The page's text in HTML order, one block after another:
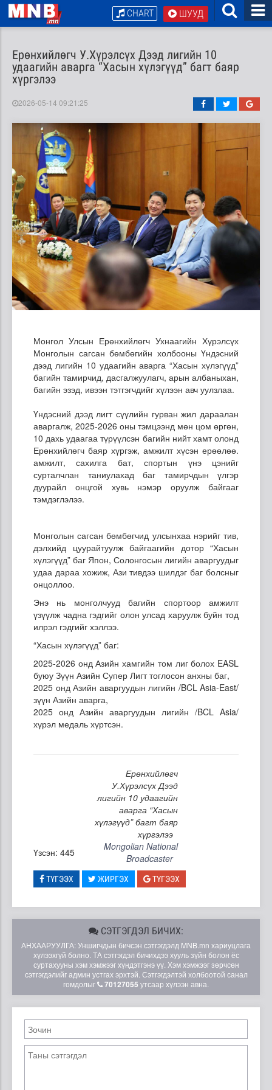
ШУУД
CHART
Ерөнхийлөгч У.Хүрэлсүх Дээд лигийн 10
удаагийн аварга “Хасын хүлэгүүд” багт баяр
хүргэлээ
2026-05-14 09:21:25
Монгол Улсын Ерөнхийлөгч Ухнаагийн Хүрэлсүх
Монголын сагсан бөмбөгийн холбооны Үндэсний
дээд лигийн 10 удаагийн аварга “Хасын хүлэгүүд”
багийн тамирчид, дасгалжуулагч, арын албаныхан,
багийн эзэд, ивээн тэтгэгчдийг хүлээн авч уулзлаа.
Үндэсний дээд лигт сүүлийн гурван жил дараалан
аваргалж, 2025-2026 оны тэмцээнд мөн цом өргөн,
10 дахь удаагаа түрүүлсэн багийн нийт хамт олонд
Ерөнхийлөгч баяр хүргэж, амжилт хүсэн ерөөлөө.
амжилт, сахилга бат, спортын үнэ цэнийг
сурталчлан таниулахад баг тамирчдын үлгэр
дуурайл онцгой хувь нэмэр оруулж байгааг
тэмдэглэлээ.
Монголын сагсан бөмбөгчид улсынхаа нэрийг тив,
дэлхийд цуурайтуулж байгаагийн дотор “Хасын
хүлэгүүд” баг Япон, Солонгосын лигийн аваргуудыг
удаа дараа хожиж, Ази тивдээ шилдэг баг болсныг
онцоллоо.
Энэ нь монголчууд багийн спортоор амжилт
үзүүлж чадна гэдгийг олон улсад харуулж буйн тод
илрэл гэдгийг хэллээ.
“Хасын хүлэгүүд” баг:
2025-2026 онд Азийн хамгийн том лиг болох EASL
буюу Зүүн Азийн Супер Лигт тоглосон анхны баг,
2025 онд Азийн аваргуудын лигийн /BCL Asia-East/
зүүн Азийн аварга,
2025 онд Азийн аваргуудын лигийн /BCL Asia/
хүрэл медаль хүртсэн.
Ерөнхийлөгч
У.Хүрэлсүх Дээд
лигийн 10 удаагийн
аварга “Хасын
хүлэгүүд” багт баяр
хүргэлээ
Үзсэн: 445
Mongolian National
Broadcaster
ТҮГЭЭХ ЖИРГЭХ ТҮГЭЭХ
СЭТГЭГДЭЛ БИЧИХ:
АНХААРУУЛГА: Уншигчдын бичсэн сэтгэгдэлд MNB.mn хариуцлага
хүлээхгүй болно. ТА сэтгэгдэл бичихдээ хууль зүйн болон ёс
суртахууны хэм хэмжээг хүндэтгэнэ үү. Хэм хэмжээг зөрчсөн
сэтгэгдэлийг админ устгах эрхтэй. Сэтгэгдэлтэй холбоотой санал
гомдолыг
70127055 утсаар хүлээн авна.